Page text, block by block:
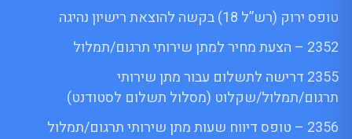
טופס ירוק (רש”ל 18) בקשה להוצאת רישיון נהיגה
2352 – הצעת מחיר למתן שירותי תרגום/תמלול
2355 דרישה לתשלום עבור מתן שירותי
תרגום/תמלול/שקלוט (מסלול תשלום לסטודנט)
2356 – טופס דיווח שעות מתן שירותי תרגום/תמלול